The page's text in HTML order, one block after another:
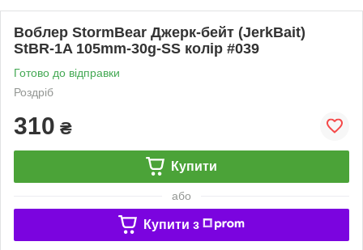
Воблер StormBear Джерк-бейт (JerkBait)
StBR-1A 105mm-30g-SS колір #039
Готово до відправки
Роздріб
310 ₴
Купити
або
Купити з